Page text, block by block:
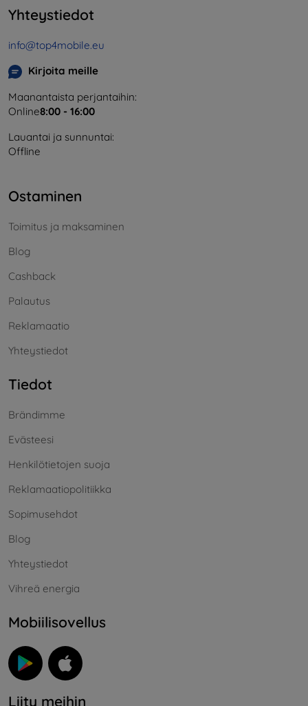
Yhteystiedot
info@top4mobile.eu
Kirjoita meille
Maanantaista perjantaihin:
Online8:00 - 16:00
Lauantai ja sunnuntai:
Offline
Ostaminen
Toimitus ja maksaminen
Blog
Cashback
Palautus
Reklamaatio
Yhteystiedot
Tiedot
Brändimme
Evästeesi
Henkilötietojen suoja
Reklamaatiopolitiikka
Sopimusehdot
Blog
Yhteystiedot
Vihreä energia
Mobiilisovellus
Liity meihin